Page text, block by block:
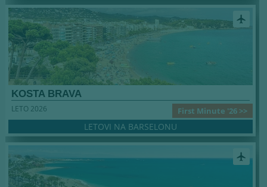
airplanemode_active
KOSTA BRAVA
First Minute '26 >>
LETO 2026
LETOVI NA BARSELONU
airplanemode_active